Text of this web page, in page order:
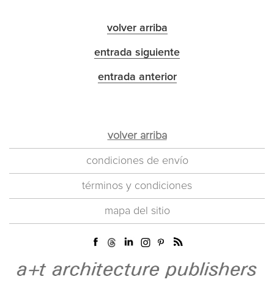
volver arriba
entrada siguiente
entrada anterior
volver arriba
condiciones de envío
términos y condiciones
mapa del sitio